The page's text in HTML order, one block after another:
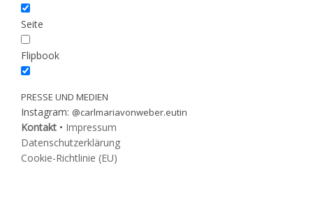
Seite
Flipbook
PRESSE UND MEDIEN
Instagram: @carlmariavonweber.eutin
Kontakt • Impressum
Datenschutzerklärung
Cookie-Richtlinie (EU)